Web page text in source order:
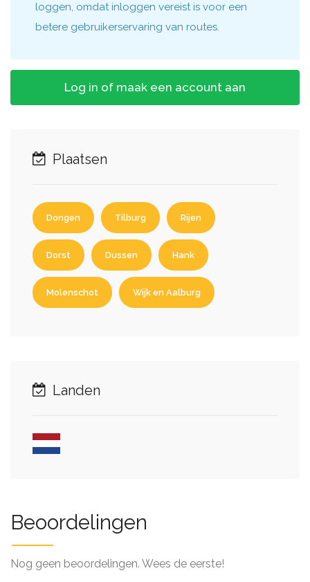
loggen, omdat inloggen vereist is voor een
betere gebruikerservaring van routes.
Log in of maak een account aan
Plaatsen
Dongen Tilburg Rijen
Dorst Dussen Hank
Molenschot Wijk en Aalburg
Landen
Beoordelingen
Nog geen beoordelingen. Wees de eerste!